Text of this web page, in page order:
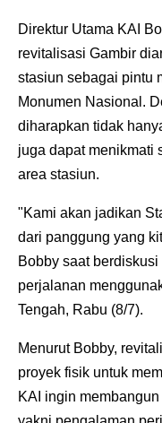
Direktur Utama KAI
revitalisasi Gambir
stasiun sebagai pintu
Monumen Nasional.
diharapkan tidak
juga dapat menikmati
area stasiun.
"Kami akan jadikan
dari panggung yang
Bobby saat
perjalanan
Tengah, Rabu (8/7).
Menurut Bobby,
proyek fisik untuk
KAI ingin